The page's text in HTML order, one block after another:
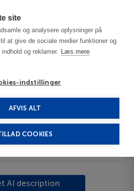
site
og analysere oplysninger på
at give de sociale medier funktioner og
og reklamer. Læs mere
indstillinger
AFVIS ALT
COOKIES
IL Macomb
AI description